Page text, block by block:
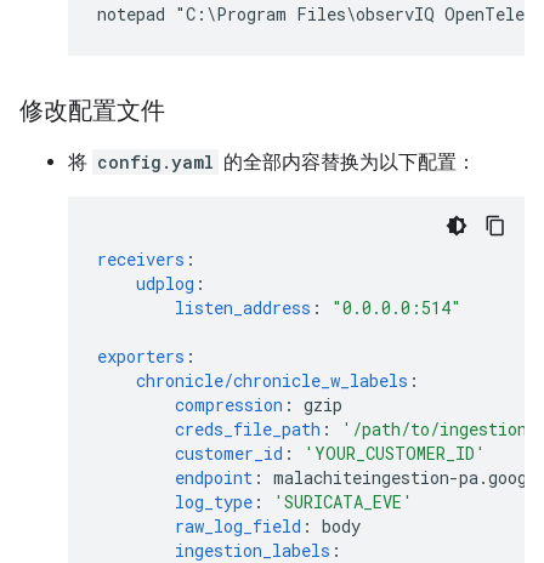
修改配置文件
将 config.yaml 的全部内容替换为以下配置：
receivers :
udplog :
listen_address : "0.0.0.0:514"
exporters :
chronicle/chronicle_w_labels :
compression : gzip
creds_file_path :
'/path/to/
customer_id :
'YOUR_CUSTOMER_ID'
endpoint : malachiteingestion-
log_type :
'SURICATA_EVE'
raw_log_field : body
ingestion_labels :